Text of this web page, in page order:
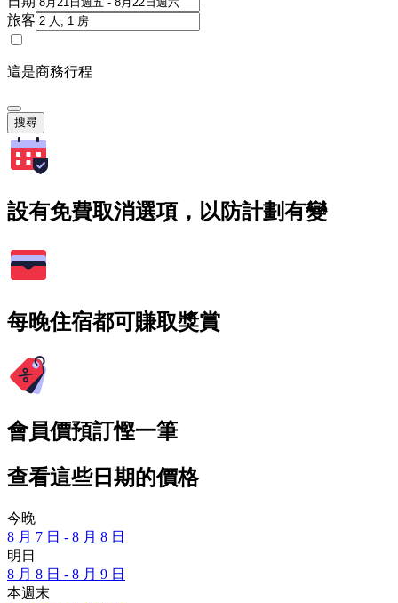
旅客
這是商務行程
搜尋
設有免費取消選項，以防計劃有變
每晚住宿都可賺取獎賞
會員價預訂慳一筆
查看這些日期的價格
今晚
8 月 7 日 - 8 月 8 日
明日
8 月 8 日 - 8 月 9 日
本週末